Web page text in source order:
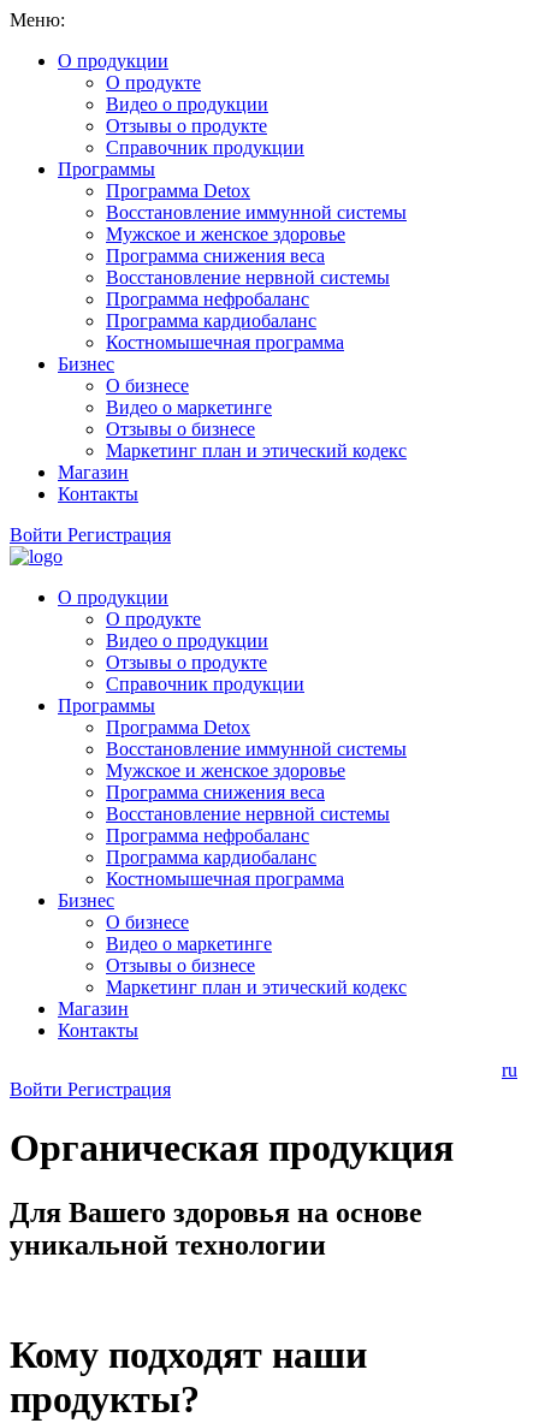
Меню:
О продукции
О продукте
Видео о продукции
Отзывы о продукте
Справочник продукции
Программы
Программа Detox
Восстановление иммунной системы
Мужское и женское здоровье
Программа снижения веса
Восстановление нервной системы
Программа нефробаланс
Программа кардиобаланс
Костномышечная программа
Бизнес
О бизнесе
Видео о маркетинге
Отзывы о бизнесе
Маркетинг план и этический кодекс
Магазин
Контакты
Войти Регистрация
О продукции
О продукте
Видео о продукции
Отзывы о продукте
Справочник продукции
Программы
Программа Detox
Восстановление иммунной системы
Мужское и женское здоровье
Программа снижения веса
Восстановление нервной системы
Программа нефробаланс
Программа кардиобаланс
Костномышечная программа
Бизнес
О бизнесе
Видео о маркетинге
Отзывы о бизнесе
Маркетинг план и этический кодекс
Магазин
Контакты
ru
Войти Регистрация
Органическая продукция
Для Вашего здоровья на основе
уникальной технологии
Кому подходят наши
продукты?